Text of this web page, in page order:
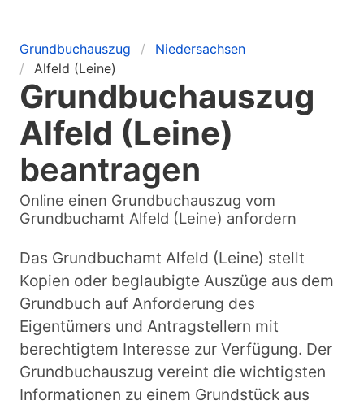
Grundbuchauszug
Niedersachsen
Alfeld (Leine)
Grundbuchauszug
Alfeld (Leine)
beantragen
Online einen Grundbuchauszug vom
Grundbuchamt Alfeld (Leine) anfordern
Das Grundbuchamt Alfeld (Leine) stellt
Kopien oder beglaubigte Auszüge aus dem
Grundbuch auf Anforderung des
Eigentümers und Antragstellern mit
berechtigtem Interesse zur Verfügung. Der
Grundbuchauszug vereint die wichtigsten
Informationen zu einem Grundstück aus